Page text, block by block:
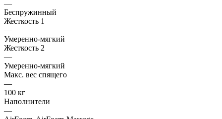
—
Беспружинный
Жесткость 1
—
Умеренно-мягкий
Жесткость 2
—
Умеренно-мягкий
Макс. вес спящего
—
100 кг
Наполнители
—